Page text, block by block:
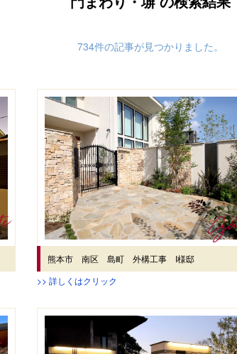
734件の記事が見つかりました。
熊本市 南区 島町 外構工事 I様邸
>> 詳しくはクリック